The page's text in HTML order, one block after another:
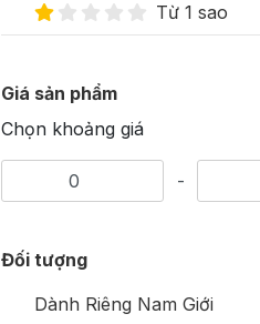
Từ 1 sao
Giá sản phẩm
Chọn khoảng giá
-
Đối tượng
Dành Riêng Nam Giới